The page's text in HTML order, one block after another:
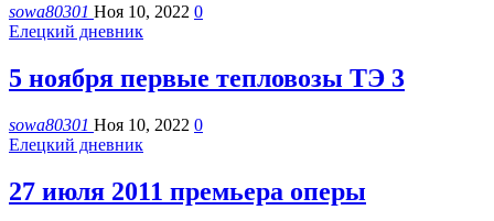
sowa80301 Ноя 10, 2022 0
Елецкий дневник
5 ноября первые тепловозы ТЭ 3
sowa80301 Ноя 10, 2022 0
Елецкий дневник
27 июля 2011 премьера оперы